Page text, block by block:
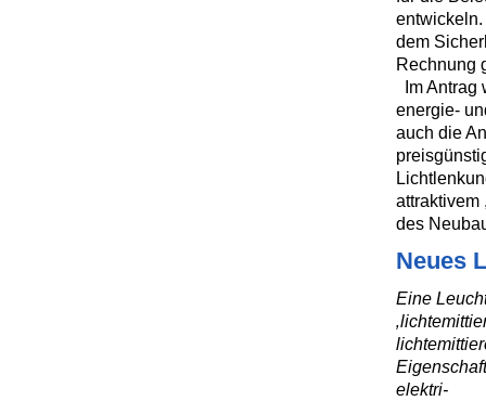
dem
Rechnung
Im Antrag
energie-
auch die
attraktivem
des
Neues
Eine
elektri-